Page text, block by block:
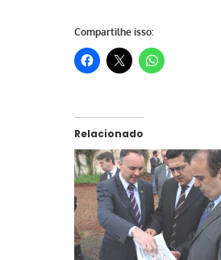
Compartilhe isso:
Relacionado